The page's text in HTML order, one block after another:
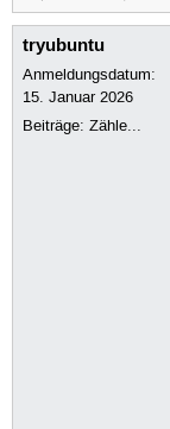
tryubuntu
Anmeldungsdatum:
15. Januar 2026
Beiträge:Zähle...